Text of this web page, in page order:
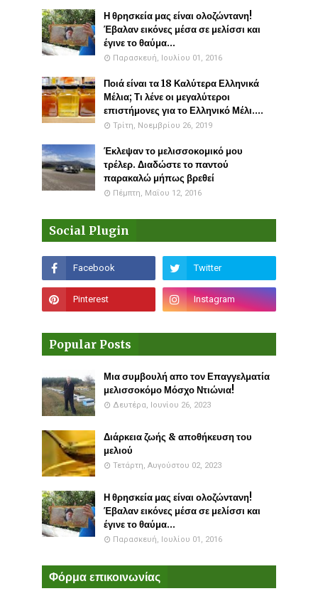
Η θρησκεία μας είναι ολοζώντανη!
Έβαλαν εικόνες μέσα σε μελίσσι και
έγινε το θαύμα...
Παρασκευή, Ιουλίου 01, 2016
Ποιά είναι τα 18 Καλύτερα Ελληνικά
Μέλια; Τι λένε οι μεγαλύτεροι
επιστήμονες για το Ελληνικό Μέλι....
Τρίτη, Νοεμβρίου 26, 2019
Έκλεψαν το μελισσοκομικό μου
τρέλερ. Διαδώστε το παντού
παρακαλώ μήπως βρεθεί
Πέμπτη, Μαΐου 12, 2016
Social Plugin
Popular Posts
Μια συμβουλή απο τον Επαγγελματία
μελισσοκόμο Μόσχο Ντιώνια!
Δευτέρα, Ιουνίου 26, 2023
Διάρκεια ζωής & αποθήκευση του
μελιού
Τετάρτη, Αυγούστου 02, 2023
Η θρησκεία μας είναι ολοζώντανη!
Έβαλαν εικόνες μέσα σε μελίσσι και
έγινε το θαύμα...
Παρασκευή, Ιουλίου 01, 2016
Φόρμα επικοινωνίας